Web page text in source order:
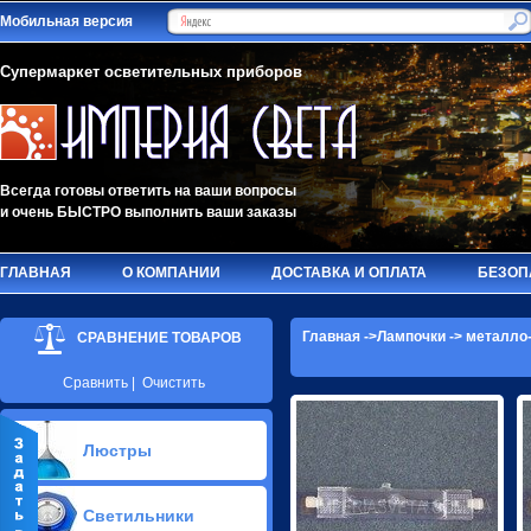
Мобильная версия
Супермаркет осветительных приборов
Всегда готовы ответить на ваши вопросы
и очень БЫСТРО выполнить ваши заказы
ГЛАВНАЯ О КОМПАНИИ ДОСТАВКА И ОПЛАТА
Главная ->Лампочки ->
СРАВНЕНИЕ ТОВАРОВ
Сравнить Очистить
Люстры
Припотолочные люстры(627)
Потолочные люстры Led(63)
Светильники